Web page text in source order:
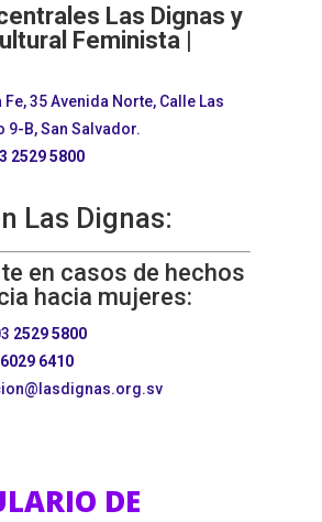
Las Dignas y
Feminista |
Fe, 35 Avenida Norte, Calle Las
9-B, San Salvador.
2529 5800
Las Dignas:
en casos de hechos
hacia mujeres:
2529 5800
6029 6410
DE